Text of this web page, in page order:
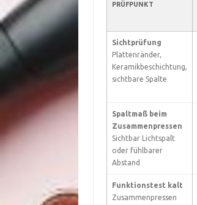
PRÜFPUNKT
Sichtprüfung
Plattenränder,
Keramikbeschichtung,
sichtbare Spalte
Spaltmaß beim
Zusammenpressen
Sichtbar Lichtspalt
oder fühlbarer
Abstand
Funktionstest kalt
Zusammenpressen